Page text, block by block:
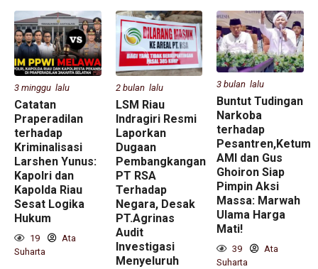
3 minggu lalu
Catatan
Praperadilan
terhadap
Kriminalisasi
Larshen Yunus:
Kapolri dan
Kapolda Riau
Sesat Logika
Hukum
19
Ata
Suharta
2 bulan lalu
LSM Riau
Indragiri Resmi
Laporkan
Dugaan
Pembangkangan
PT RSA
Terhadap
Negara, Desak
PT.Agrinas
Audit
Investigasi
Menyeluruh
3 bulan lalu
Buntut Tudingan
Narkoba
terhadap
Pesantren,Ketum
AMI dan Gus
Ghoiron Siap
Pimpin Aksi
Massa: Marwah
Ulama Harga
Mati!
39
Ata
Suharta